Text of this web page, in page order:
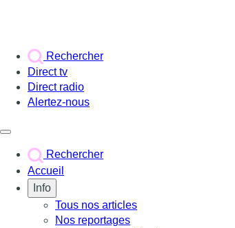
Rechercher
Direct tv
Direct radio
Alertez-nous
Rechercher
Accueil
Info
Tous nos articles
Nos reportages